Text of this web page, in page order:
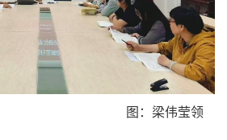
梁伟莹领